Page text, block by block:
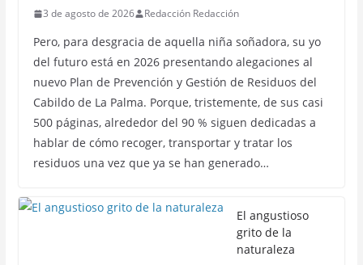
3 de agosto de 2026 Redacción Redacción
Pero, para desgracia de aquella niña soñadora, su yo
del futuro está en 2026 presentando alegaciones al
nuevo Plan de Prevención y Gestión de Residuos del
Cabildo de La Palma. Porque, tristemente, de sus casi
500 páginas, alrededor del 90 % siguen dedicadas a
hablar de cómo recoger, transportar y tratar los
residuos una vez que ya se han generado…
El angustioso
grito de la
naturaleza